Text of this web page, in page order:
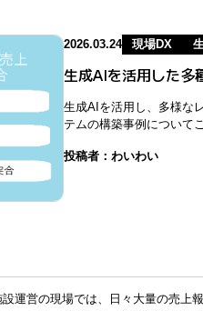
2026.03.24 現場DX
生成AIを活用した多
生成AIを活用し、多様な
テムの構築事例について
投稿者：わいわい
運営の現場では、日々大量の売上